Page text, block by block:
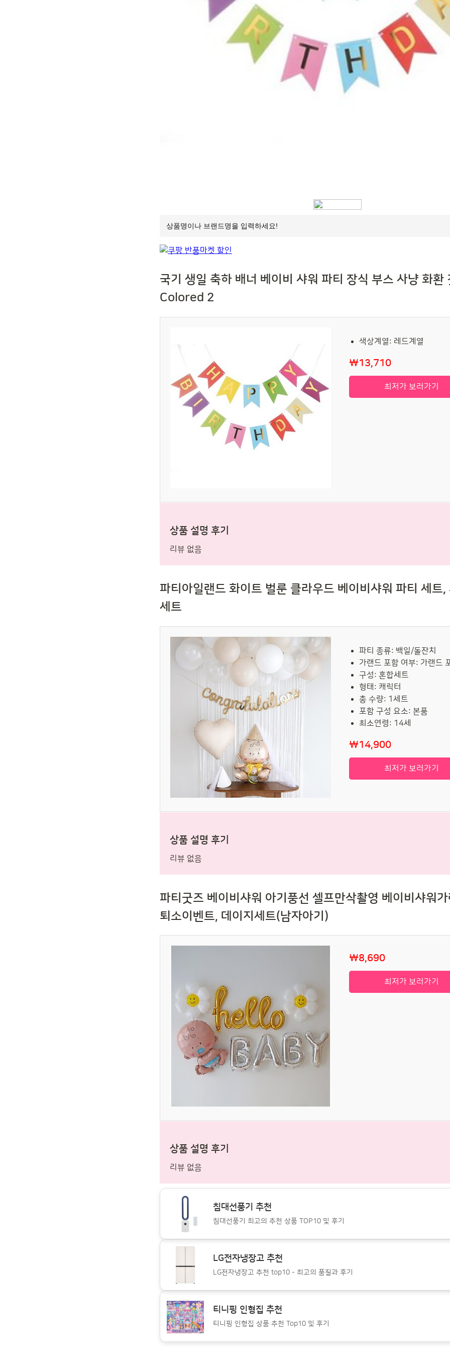
국기 생일 축하 배너 베이비 샤워 파티 장식 부스 사냥 화환
Colored 2
색상계열: 레드계열
₩13,710
최저가 보러가기
상품 설명 후기
리뷰 없음
파티아일랜드 화이트 벌룬 클라우드 베이비샤워 파티 세트,
세트
파티 종류: 백일/돌잔치
가랜드 포함 여부: 가랜드
구성: 혼합세트
형태: 캐릭터
총 수량: 1세트
포함 구성 요소: 본품
최소연령: 14세
₩14,900
최저가 보러가기
상품 설명 후기
리뷰 없음
파티굿즈 베이비샤워 아기풍선 셀프만삭촬영 베이비샤워
퇴소이벤트, 데이지세트(남자아기)
₩8,690
최저가 보러가기
상품 설명 후기
리뷰 없음
침대선풍기 추천
침대선풍기 최고의 추천 상품 TOP10 및 후기
LG전자냉장고 추천
LG전자냉장고 추천 top10 - 최고의 품질과 후기
티니핑 인형집 추천
티니핑 인형집 상품 추천 Top10 및 후기